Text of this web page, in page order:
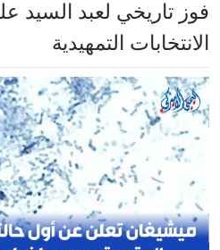
فوز تاريخي لعبد السيد
الانتخابات التمهيدية